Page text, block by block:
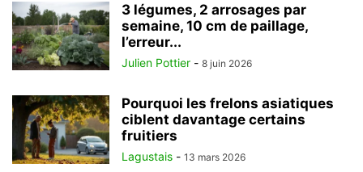
3 légumes, 2 arrosages par
semaine, 10 cm de paillage,
l’erreur...
Julien Pottier - 8 juin 2026
Pourquoi les frelons asiatiques
ciblent davantage certains
fruitiers
Lagustais - 13 mars 2026